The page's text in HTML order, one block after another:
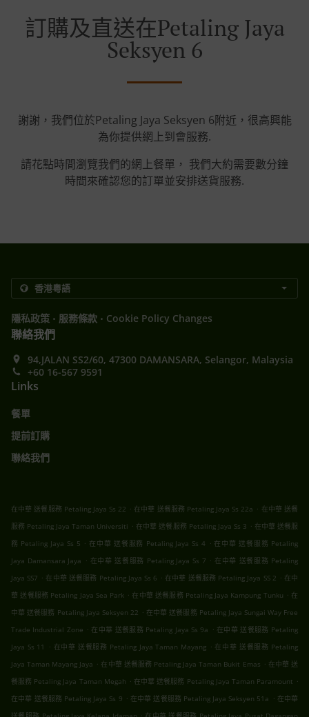
訂購及直送在Petaling Jaya
Seksyen 6
謝謝，我們位於Petaling Jaya Seksyen 6附近，很高興能
為你提供網上到會服務.
請花點時間瀏覽我們的網上餐單， 我們大約需要數分鐘
時間來確認您的訂單並安排送貨服務.
隱私政策 . 服務條款 . Cookie Policy Changes
聯絡我們
94,JALAN SS2/60, 47300 DAMANSARA, Selangor, Malaysia
+60 16-567 9591
Links
餐單
提前訂購
聯絡我們
在中華 送餐服務 Petaling Jaya Ss 22 . 在中華 送餐服務 Petaling Jaya Ss 22a . 在中華 送餐
服務 Petaling Jaya Taman Universiti . 在中華 送餐服務 Petaling Jaya Ss 3 . 在中華 送餐服
務 Petaling Jaya Ss 5 . 在中華 送餐服務 Petaling Jaya Ss 4 . 在中華 送餐服務 Petaling
Jaya Damansara Jaya . 在中華 送餐服務 Petaling Jaya Ss 7 . 在中華 送餐服務 Petaling
Jaya SS7 . 在中華 送餐服務 Petaling Jaya Ss 6 . 在中華 送餐服務 Petaling Jaya SS 2 . 在中
華 送餐服務 Petaling Jaya Sea Park . 在中華 送餐服務 Petaling Jaya Kampung Tunku . 在
中華 送餐服務 Petaling Jaya Seksyen 22 . 在中華 送餐服務 Petaling Jaya Sungai Way Free
Trade Industrial Zone . 在中華 送餐服務 Petaling Jaya Ss 9a . 在中華 送餐服務 Petaling
Jaya Ss 11
. 在中華 送餐服務 Petaling Jaya Taman Mayang . 在中華 送餐服務 Petaling
Jaya Taman Mayang Jaya . 在中華 送餐服務 Petaling Jaya Taman Bukit Emas . 在中華 送
餐服務 Petaling Jaya Taman Megah . 在中華 送餐服務 Petaling Jaya Taman Paramount .
在中華 送餐服務 Petaling Jaya Ss 9 . 在中華 送餐服務 Petaling Jaya Seksyen 51a . 在中華
.